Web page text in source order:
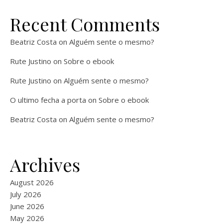
Recent Comments
Beatriz Costa on Alguém sente o mesmo?
Rute Justino on Sobre o ebook
Rute Justino on Alguém sente o mesmo?
O ultimo fecha a porta on Sobre o ebook
Beatriz Costa on Alguém sente o mesmo?
Archives
August 2026
July 2026
June 2026
May 2026